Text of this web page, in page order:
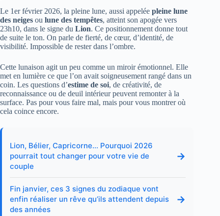
Le 1er février 2026, la pleine lune, aussi appelée pleine lune
des neiges ou lune des tempêtes, atteint son apogée vers
23h10, dans le signe du Lion. Ce positionnement donne tout
de suite le ton. On parle de fierté, de cœur, d’identité, de
visibilité. Impossible de rester dans l’ombre.
Cette lunaison agit un peu comme un miroir émotionnel. Elle
met en lumière ce que l’on avait soigneusement rangé dans un
coin. Les questions d’estime de soi, de créativité, de
reconnaissance ou de deuil intérieur peuvent remonter à la
surface. Pas pour vous faire mal, mais pour vous montrer où
cela coince encore.
Lion, Bélier, Capricorne… Pourquoi 2026
pourrait tout changer pour votre vie de
couple
→
Fin janvier, ces 3 signes du zodiaque vont
enfin réaliser un rêve qu’ils attendent depuis
des années
→